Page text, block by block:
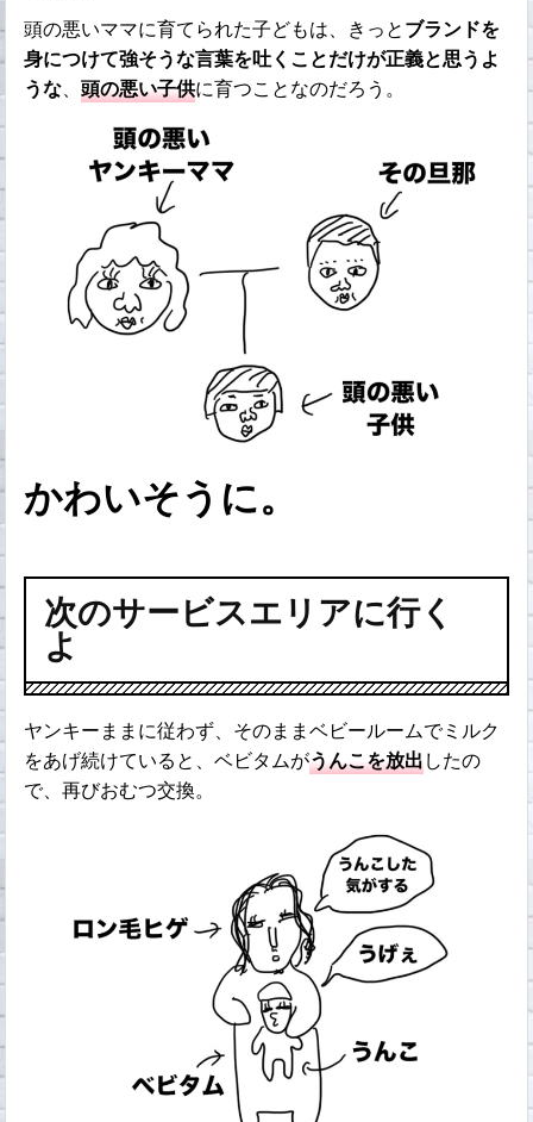
頭の悪いママに育てられた子どもは、きっとブランドを
身につけて強そうな言葉を吐くことだけが正義と思うよ
うな、頭の悪い子供に育つことなのだろう。
かわいそうに。
次のサービスエリアに行く
よ
ヤンキーままに従わず、そのままベビールームでミルク
をあげ続けていると、ベビタムがうんこを放出したの
で、再びおむつ交換。